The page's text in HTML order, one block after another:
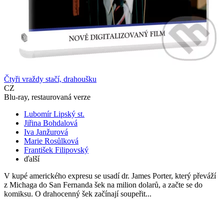
Čtyři vraždy stačí, drahoušku
CZ
Blu-ray, restaurovaná verze
Lubomír Lipský st.
Jiřina Bohdalová
Iva Janžurová
Marie Rosůlková
František Filipovský
ďalší
V kupé amerického expresu se usadí dr. James Porter, který převáží
z Michaga do San Fernanda šek na milion dolarů, a začte se do
komiksu. O drahocenný šek začínají soupeřit...